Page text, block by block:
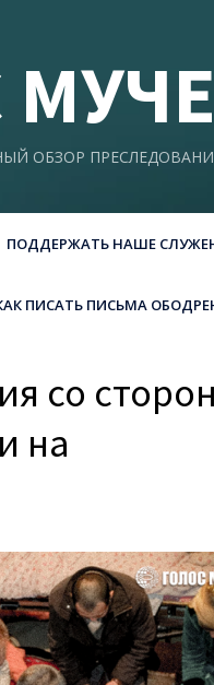
ОБЗОР
ПОДДЕРЖАТЬ НАШЕ
ПИСАТЬ ПИСЬМА
со
на